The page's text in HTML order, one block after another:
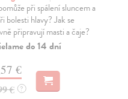
při spálení sluncem a
bolesti hlavy? Jak se
připravují masti a čaje?
do 14 dní
€
€ ?